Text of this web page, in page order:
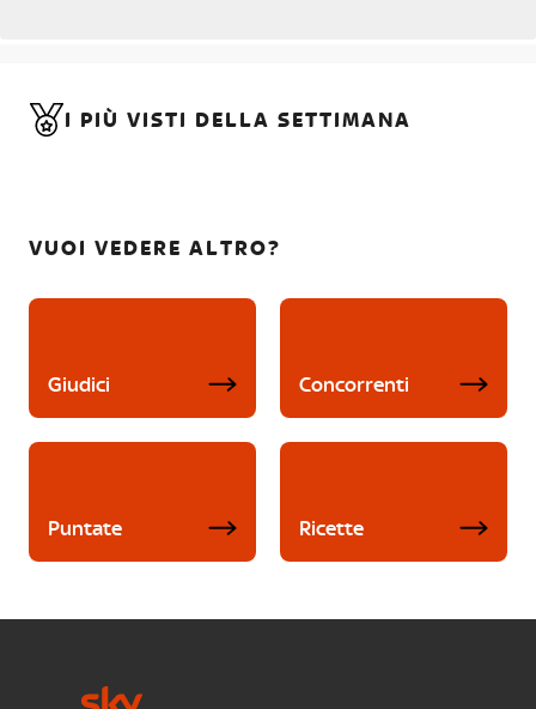
I PIÙ VISTI DELLA SETTIMANA
VUOI VEDERE ALTRO?
Giudici Concorrenti
Puntate Ricette